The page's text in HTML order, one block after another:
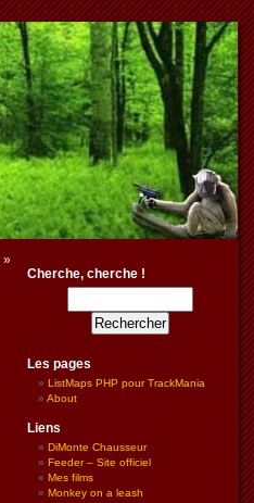
»
Cherche, cherche !
Les pages
ListMaps PHP pour TrackMania
About
Liens
DiMonte Chausseur
Feeder – Site officiel
Mes films
Monkey on a leash